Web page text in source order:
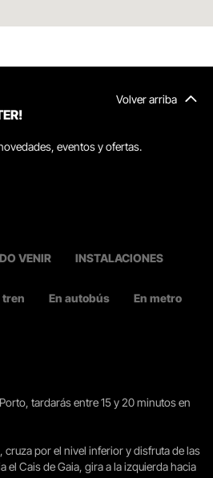
Volver arriba
eventos y ofertas.
VENIR INSTALACIONES
tren En autobús En metro
tardarás entre 15 y 20 minutos en
cruza por el nivel inferior y disfruta de las
el Cais de Gaia, gira a la izquierda hacia